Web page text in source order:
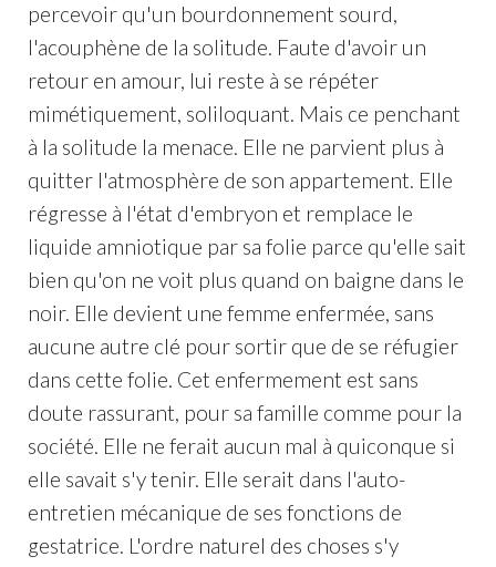
percevoir qu'un bourdonnement sourd,
l'acouphène de la solitude. Faute d'avoir un
retour en amour, lui reste à se répéter
mimétiquement, soliloquant. Mais ce penchant
à la solitude la menace. Elle ne parvient plus à
quitter l'atmosphère de son appartement. Elle
régresse à l'état d'embryon et remplace le
liquide amniotique par sa folie parce qu'elle sait
bien qu'on ne voit plus quand on baigne dans le
noir. Elle devient une femme enfermée, sans
aucune autre clé pour sortir que de se réfugier
dans cette folie. Cet enfermement est sans
doute rassurant, pour sa famille comme pour la
société. Elle ne ferait aucun mal à quiconque si
elle savait s'y tenir. Elle serait dans l'auto-
entretien mécanique de ses fonctions de
gestatrice. L'ordre naturel des choses s'y